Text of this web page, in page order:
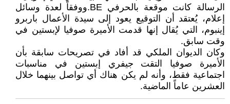
الرسالة كانت موقعة بالحرفي BE.ووفقاً لعدة وسائل
إعلام، يُعتقد أن التوقيع يعود إلى سيدة الأعمال باربرو
إينبوم، التي يُقال إنها قدمت الأميرة صوفيا لإبستين في
وقت سابق.
وكان الديوان الملكي قد أفاد في تصريحات سابقة بأن
الأميرة صوفيا التقت جيفري إبستين في مناسبات
اجتماعية فقط، وأنه لم يكن هناك أي تواصل بينهما خلال
العشرين عاماً الماضية.